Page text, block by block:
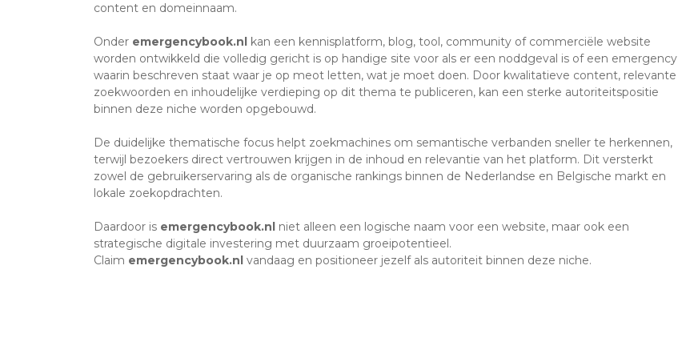
content en domeinnaam.
Onder emergencybook.nl kan een kennisplatform, blog, tool, community of commerciële website
worden ontwikkeld die volledig gericht is op handige site voor als er een noddgeval is of een emergency
waarin beschreven staat waar je op meot letten, wat je moet doen. Door kwalitatieve content, relevante
zoekwoorden en inhoudelijke verdieping op dit thema te publiceren, kan een sterke autoriteitspositie
binnen deze niche worden opgebouwd.
De duidelijke thematische focus helpt zoekmachines om semantische verbanden sneller te herkennen,
terwijl bezoekers direct vertrouwen krijgen in de inhoud en relevantie van het platform. Dit versterkt
zowel de gebruikerservaring als de organische rankings binnen de Nederlandse en Belgische markt en
lokale zoekopdrachten.
Daardoor is emergencybook.nl niet alleen een logische naam voor een website, maar ook een
strategische digitale investering met duurzaam groeipotentieel.
Claim emergencybook.nl vandaag en positioneer jezelf als autoriteit binnen deze niche.